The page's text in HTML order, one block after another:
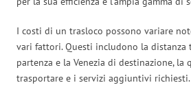
I costi di un trasloco possono variare
vari fattori. Questi includono la distanza
partenza e la Venezia di destinazione,
trasportare e i servizi aggiuntivi richiesti.